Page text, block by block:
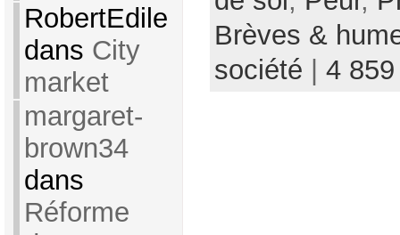
RobertEdile
dans City
market
margaret-
brown34
dans
Réforme
Brèves &
société
4